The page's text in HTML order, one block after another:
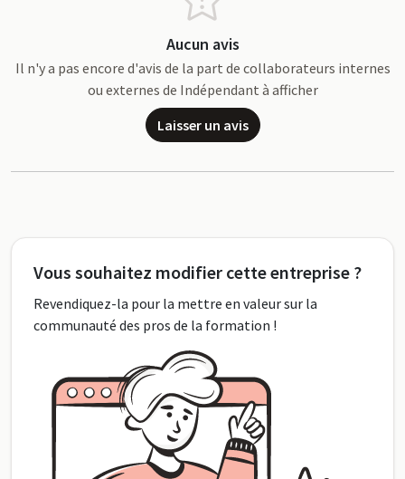
Aucun avis
Il n'y a pas encore d'avis de la part de collaborateurs internes
ou externes de Indépendant à afficher
Laisser un avis
Vous souhaitez modifier cette entreprise ?
Revendiquez-la pour la mettre en valeur sur la
communauté des pros de la formation !